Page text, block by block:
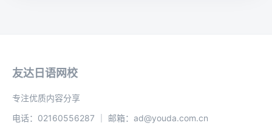
友达日语网校
专注优质内容分享
电话：02160556287 ｜ 邮箱：ad@youda.com.cn